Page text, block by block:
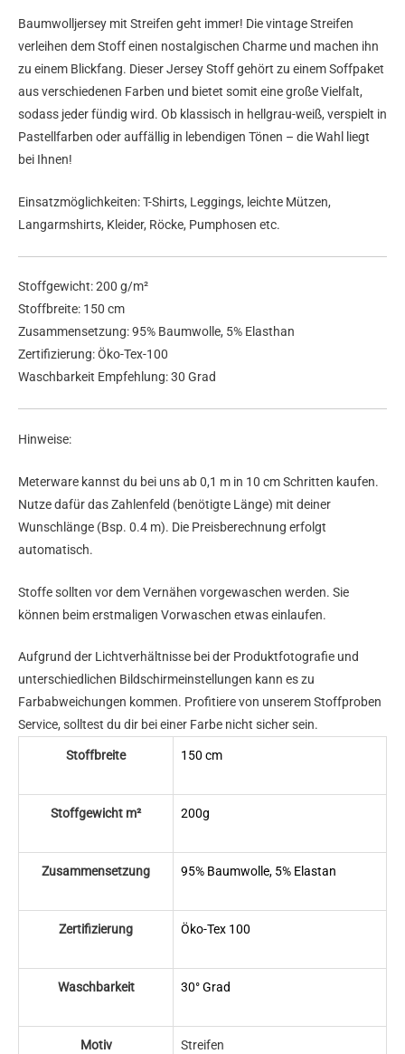
Baumwolljersey mit Streifen geht immer! Die vintage Streifen
verleihen dem Stoff einen nostalgischen Charme und machen ihn
zu einem Blickfang. Dieser Jersey Stoff gehört zu einem Soffpaket
aus verschiedenen Farben und bietet somit eine große Vielfalt,
sodass jeder fündig wird. Ob klassisch in hellgrau-weiß, verspielt in
Pastellfarben oder auffällig in lebendigen Tönen – die Wahl liegt
bei Ihnen!
Einsatzmöglichkeiten: T-Shirts, Leggings, leichte Mützen,
Langarmshirts, Kleider, Röcke, Pumphosen etc.
Stoffgewicht: 200 g/m²
Stoffbreite: 150 cm
Zusammensetzung: 95% Baumwolle, 5% Elasthan
Zertifizierung: Öko-Tex-100
Waschbarkeit Empfehlung: 30 Grad
Hinweise:
Meterware kannst du bei uns ab 0,1 m in 10 cm Schritten kaufen.
Nutze dafür das Zahlenfeld (benötigte Länge) mit deiner
Wunschlänge (Bsp. 0.4 m). Die Preisberechnung erfolgt
automatisch.
Stoffe sollten vor dem Vernähen vorgewaschen werden. Sie
können beim erstmaligen Vorwaschen etwas einlaufen.
Aufgrund der Lichtverhältnisse bei der Produktfotografie und
unterschiedlichen Bildschirmeinstellungen kann es zu
Farbabweichungen kommen. Profitiere von unserem Stoffproben
Service, solltest du dir bei einer Farbe nicht sicher sein.
Stoffbreite 150 cm
Stoffgewicht m² 200g
Zusammensetzung 95% Baumwolle, 5% Elastan
Zertifizierung Öko-Tex 100
Waschbarkeit 30° Grad
Motiv Streifen